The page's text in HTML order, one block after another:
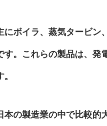
にボイラ、蒸気タービン
。これらの製品は、発
本の製造業の中で比較的